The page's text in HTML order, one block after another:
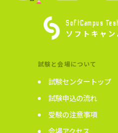
SoftCampus
ソフトキャ
試験と会場について
試験センタートップ
試験申込の流れ
受験の注意事項
会場アクセス